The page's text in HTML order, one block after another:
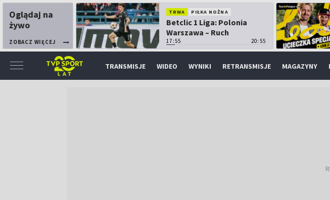
Oglądaj na
żywo
ZOBACZ WIĘCEJ
TRWA PIŁKA NOŻNA
Betclic 1 Liga: Polonia
Warszawa – Ruch
Chorzów
17:55 20:55
TRANSMISJE WIDEO WYNIKI RETRANSMISJE MAGAZYNY